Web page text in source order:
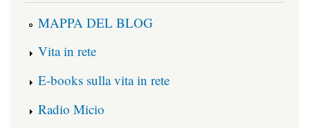
MAPPA DEL BLOG
Vita in rete
E-books sulla vita in rete
Radio Micio